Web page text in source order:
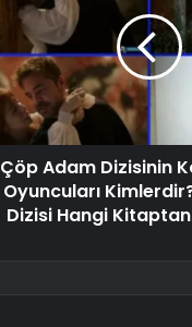
Çöp Adam Dizisinin
Oyuncuları
Dizisi Hangi